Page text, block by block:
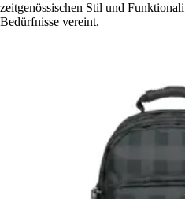
zeitgenössischen Stil und
Bedürfnisse vereint.